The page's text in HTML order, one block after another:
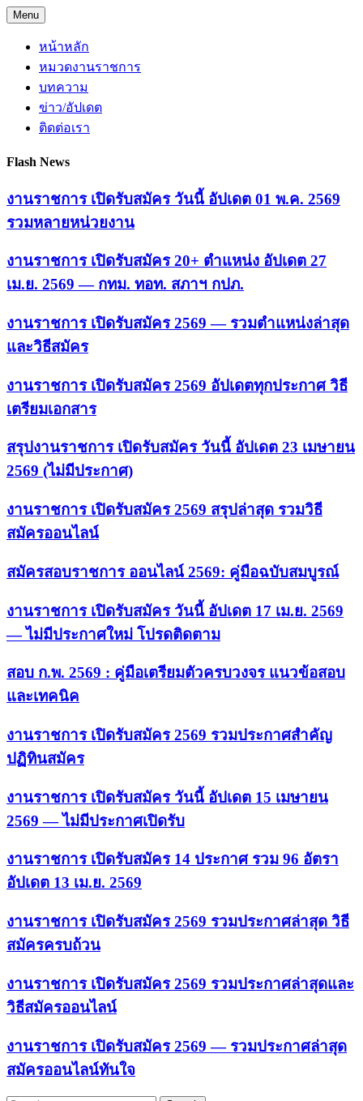
Skip
to
content
Menu
หน้าหลัก
หมวดงานราชการ
บทความ
ข่าว/อัปเดต
ติดต่อเรา
Flash News
งานราชการ เปิดรับสมัคร วันนี้ อัปเดต 01 พ.ค. 2569
รวมหลายหน่วยงาน
งานราชการ เปิดรับสมัคร 20+ ตำแหน่ง อัปเดต 27
เม.ย. 2569 — กทม. ทอท. สภาฯ กปภ.
งานราชการ เปิดรับสมัคร 2569 — รวมตำแหน่งล่าสุด
และวิธีสมัคร
งานราชการ เปิดรับสมัคร 2569 อัปเดตทุกประกาศ วิธี
เตรียมเอกสาร
สรุปงานราชการ เปิดรับสมัคร วันนี้ อัปเดต 23 เมษายน
2569 (ไม่มีประกาศ)
งานราชการ เปิดรับสมัคร 2569 สรุปล่าสุด รวมวิธี
สมัครออนไลน์
สมัครสอบราชการ ออนไลน์ 2569: คู่มือฉบับสมบูรณ์
งานราชการ เปิดรับสมัคร วันนี้ อัปเดต 17 เม.ย. 2569
— ไม่มีประกาศใหม่ โปรดติดตาม
สอบ ก.พ. 2569 : คู่มือเตรียมตัวครบวงจร แนวข้อสอบ
และเทคนิค
งานราชการ เปิดรับสมัคร 2569 รวมประกาศสำคัญ
ปฏิทินสมัคร
งานราชการ เปิดรับสมัคร วันนี้ อัปเดต 15 เมษายน
2569 — ไม่มีประกาศเปิดรับ
งานราชการ เปิดรับสมัคร 14 ประกาศ รวม 96 อัตรา
อัปเดต 13 เม.ย. 2569
งานราชการ เปิดรับสมัคร 2569 รวมประกาศล่าสุด วิธี
สมัครครบถ้วน
งานราชการ เปิดรับสมัคร 2569 รวมประกาศล่าสุดและ
วิธีสมัครออนไลน์
งานราชการ เปิดรับสมัคร 2569 — รวมประกาศล่าสุด
สมัครออนไลน์ทันใจ